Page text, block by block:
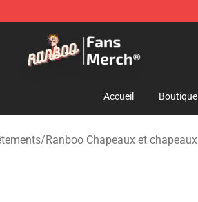
Ranboo Merchandise Shop
Accueil Boutique
/Ranboo Chapeaux et chapeaux